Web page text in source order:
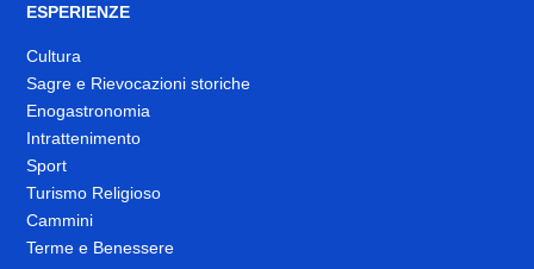
ESPERIENZE
Cultura
Sagre e Rievocazioni storiche
Enogastronomia
Intrattenimento
Sport
Turismo Religioso
Cammini
Terme e Benessere